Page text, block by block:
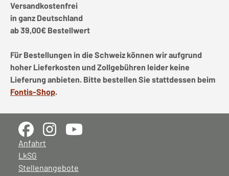
Versandkostenfrei
in ganz Deutschland
ab 39,00€ Bestellwert
Für Bestellungen in die Schweiz können wir aufgrund
hoher Lieferkosten und Zollgebühren leider keine
Lieferung anbieten. Bitte bestellen Sie stattdessen beim
Fontis-Shop.
Anfahrt
LkSG
Stellenangebote